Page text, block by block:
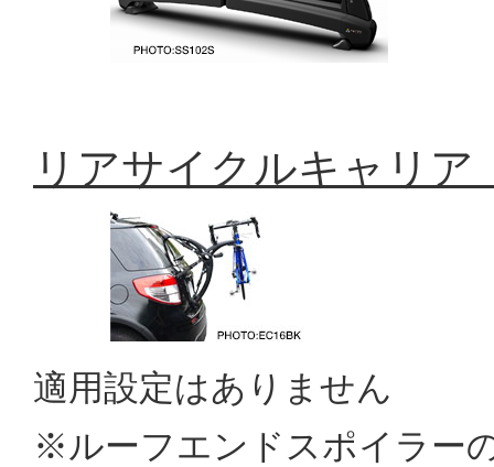
リアサイクルキャリア
適用設定はありません
※ルーフエンドスポイラー